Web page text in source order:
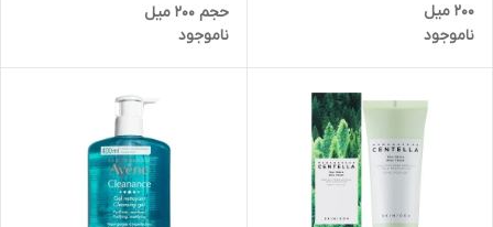
۲۰۰ میل
ناموجود
حجم 200 میل
ناموجود